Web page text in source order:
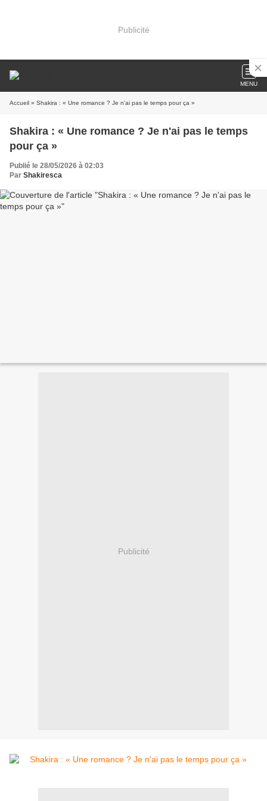
Publicité
MENU
Accueil » Shakira : « Une romance ? Je n'ai pas le temps pour ça »
Shakira : « Une romance ? Je n'ai pas le temps
pour ça »
Publié le 28/05/2026 à 02:03
Par Shakiresca
Publicité